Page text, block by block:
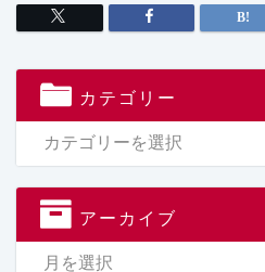
カテゴリー
アーカイブ